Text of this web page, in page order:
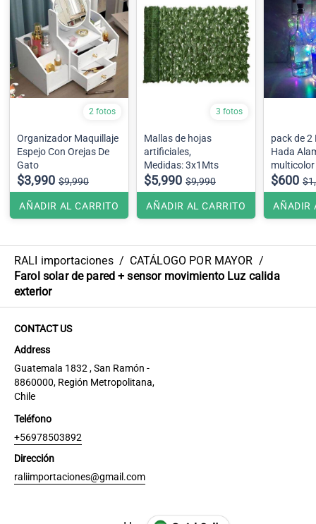
2 fotos
Organizador Maquillaje
Espejo Con Orejas De
Gato
$3,990 $9,990
AÑADIR AL CARRITO
3 fotos
Mallas de hojas
artificiales,
Medidas: 3x1Mts
$5,990 $9,990
AÑADIR AL CARRITO
pack de 2 Luz
Hada
$600
AÑADIR
RALI importaciones / CATÁLOGO POR MAYOR /
Farol solar de pared + sensor movimiento Luz calida
exterior
CONTACT US
Address
Guatemala 1832 , San Ramón -
8860000, Región Metropolitana,
Chile
Teléfono
+56978503892
Dirección
raliimportaciones@gmail.com